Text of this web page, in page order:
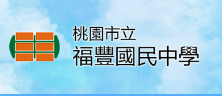
移至網頁之主要內容區位置